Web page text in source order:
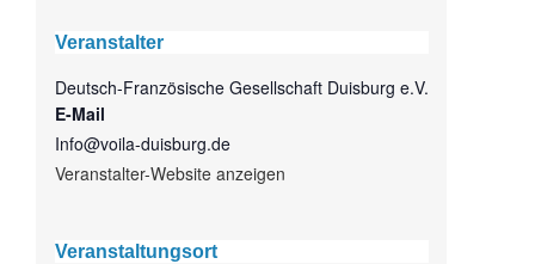
Veranstalter
Deutsch-Französische Gesellschaft Duisburg e.V.
E-Mail
Info@voila-duisburg.de
Veranstalter-Website anzeigen
Veranstaltungsort